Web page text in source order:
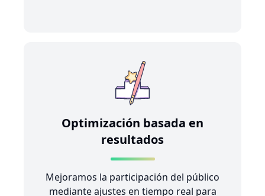
Optimización basada en
resultados
Mejoramos la participación del público
mediante ajustes en tiempo real para